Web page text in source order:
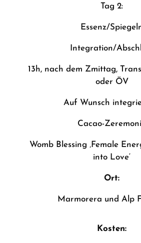
Tag 2:
Essenz/
Integration/
13h, nach dem Zmittag,
oder ÖV
Auf Wunsch
Cacao-
Womb Blessing ‚Female
into Love‘
Ort:
Marmorera und Alp
Kosten: